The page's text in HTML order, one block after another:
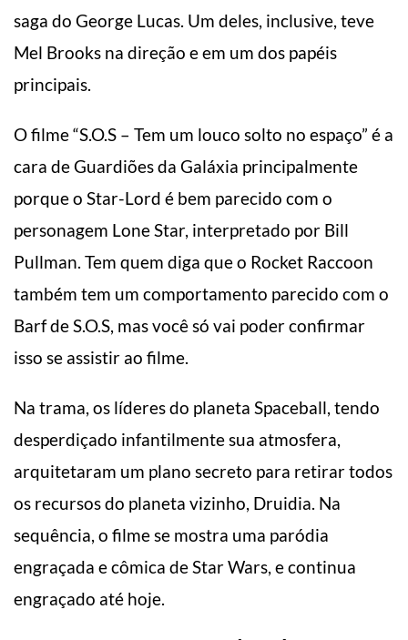
saga do George Lucas. Um deles, inclusive, teve
Mel Brooks na direção e em um dos papéis
principais.
O filme “S.O.S – Tem um louco solto no espaço” é a
cara de Guardiões da Galáxia principalmente
porque o Star-Lord é bem parecido com o
personagem Lone Star, interpretado por Bill
Pullman. Tem quem diga que o Rocket Raccoon
também tem um comportamento parecido com o
Barf de S.O.S, mas você só vai poder confirmar
isso se assistir ao filme.
Na trama, os líderes do planeta Spaceball, tendo
desperdiçado infantilmente sua atmosfera,
arquitetaram um plano secreto para retirar todos
os recursos do planeta vizinho, Druidia. Na
sequência, o filme se mostra uma paródia
engraçada e cômica de Star Wars, e continua
engraçado até hoje.